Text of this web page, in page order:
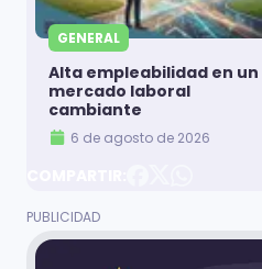
GENERAL
Alta empleabilidad en un
mercado laboral
cambiante
6 de agosto de 2026